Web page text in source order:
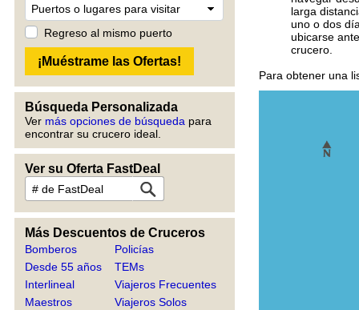
Regreso al mismo puerto
Búsqueda Personalizada
Ver más opciones de búsqueda para
encontrar su crucero ideal.
Ver su Oferta FastDeal
Más Descuentos de Cruceros
Bomberos
Desde 55 años
Interlineal
Maestros
Policías
TEMs
Viajeros Frecuentes
Viajeros Solos
larga
uno o dos
ubicarse
crucero.
Para obtener una